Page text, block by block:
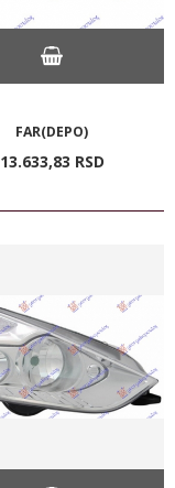
FAR(DEPO)
13.633,83 RSD